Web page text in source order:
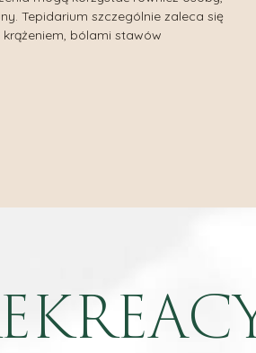
Tepidarium szczególnie zaleca się
bólami stawów